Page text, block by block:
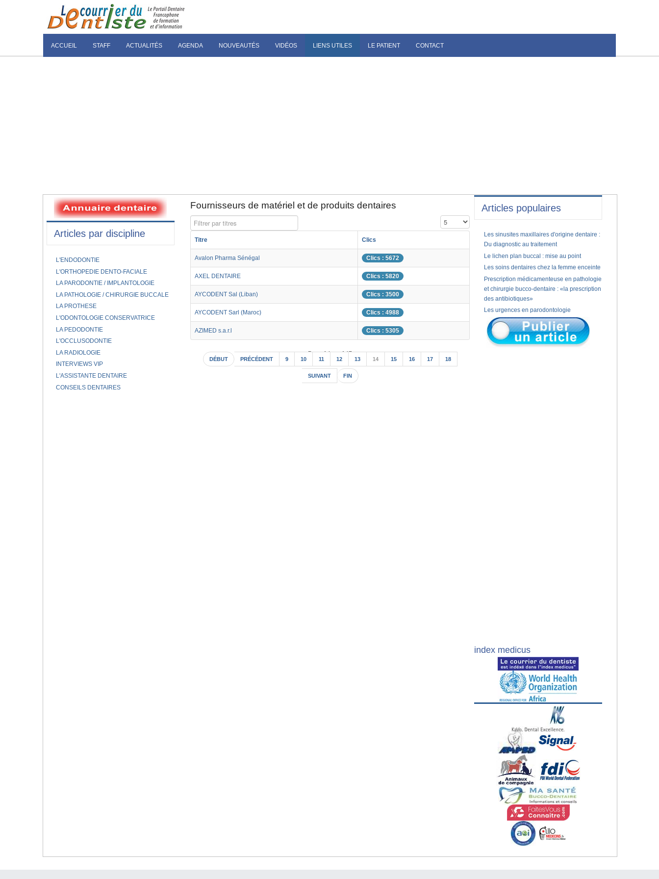
ACCUEIL STAFF ACTUALITÉS AGENDA NOUVEAUTÉS VIDÉOS LIENS UTILES LE PATIENT CONTACT
Fournisseurs de matériel et de produits dentaires
Filtrer par titres Affichage #
Titre Clics
Avalon Pharma Sénégal Clics : 5672
AXEL DENTAIRE Clics : 5820
AYCODENT Sal (Liban) Clics : 3500
AYCODENT Sarl (Maroc) Clics : 4988
AZIMED s.a.r.l Clics : 5305
Page 14 sur 147
DÉBUT PRÉCÉDENT 9 10 11 12 13 14 15 16 17 18
SUIVANT FIN
Articles par discipline
L'ENDODONTIE
L'ORTHOPEDIE DENTO-FACIALE
LA PARODONTIE / IMPLANTOLOGIE
LA PATHOLOGIE / CHIRURGIE BUCCALE
LA PROTHESE
L'ODONTOLOGIE CONSERVATRICE
LA PEDODONTIE
L'OCCLUSODONTIE
LA RADIOLOGIE
INTERVIEWS VIP
L'ASSISTANTE DENTAIRE
CONSEILS DENTAIRES
Articles populaires
Les sinusites maxillaires d'origine dentaire :
Du diagnostic au traitement
Le lichen plan buccal : mise au point
Les soins dentaires chez la femme enceinte
Prescription médicamenteuse en pathologie
et chirurgie bucco-dentaire : «la prescription
des antibiotiques»
Les urgences en parodontologie
index medicus